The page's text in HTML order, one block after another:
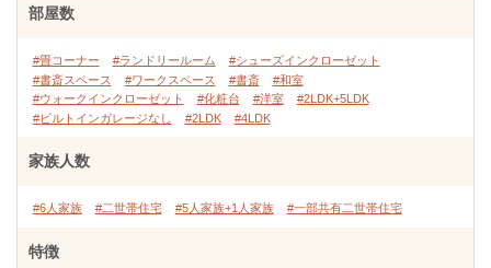
部屋数
#畳コーナー #ランドリールーム
#シューズインクローゼット
#書斎スペース
#ワークスペース #書斎
#和室
#ウォークインクローゼット
#化粧台 #洋室
#2LDK+5LDK
#ビルトインガレージなし
#2LDK #4LDK
家族人数
#6人家族 #二世帯住宅 #5人家族+1人家族 #一部共有二世帯住宅
特徴